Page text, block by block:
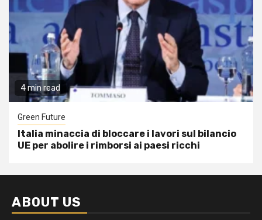
4 min read
Green Future
Italia minaccia di bloccare i lavori sul bilancio
UE per abolire i rimborsi ai paesi ricchi
ABOUT US